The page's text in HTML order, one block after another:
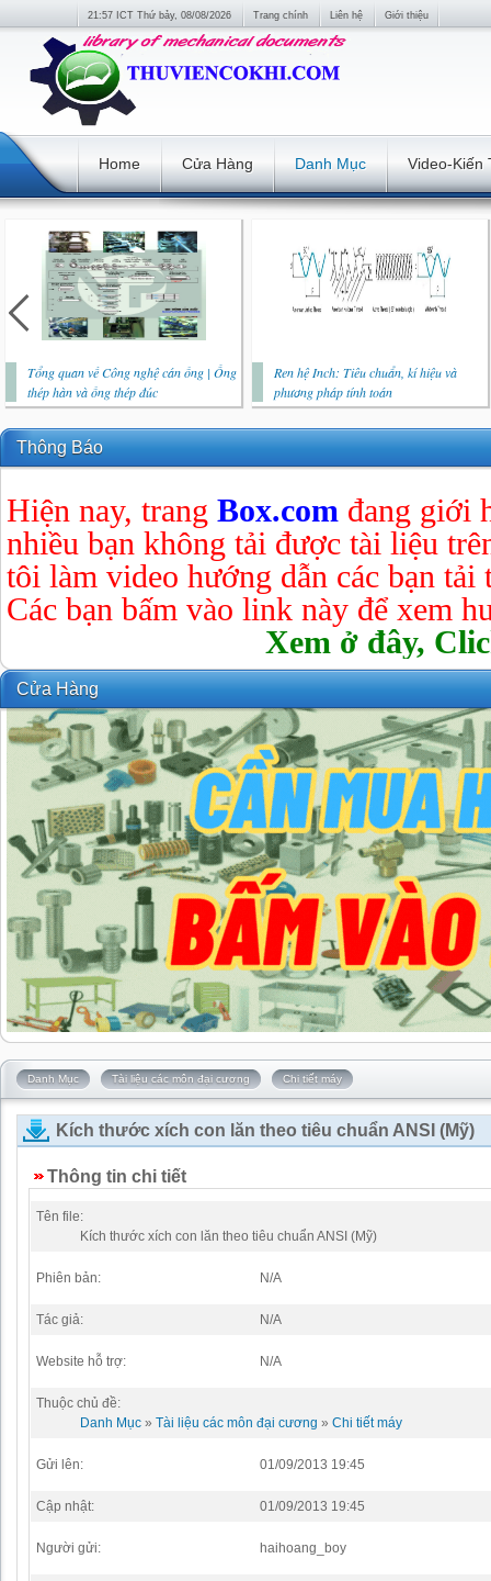
21:57 ICT Thứ bảy, 08/08/2026 Trang chính Liên hệ Giới thiệu
Home Cửa Hàng Danh Mục Video-Kiến
Tổng quan về Công nghệ cán ống | Ống
thép hàn và ống thép đúc
Ren hệ Inch: Tiêu chuẩn, kí hiệu và
phương pháp tính toán
Thông Báo
Hiện nay, trang Box.com đang giới
nhiều bạn không tải được tài liệu
tôi làm video hướng dẫn các bạn tải
Các bạn bấm vào link này để xem
Xem ở đây,
Cửa Hàng
Danh Mục Tài liệu các môn đại cương Chi tiết máy
Kích thước xích con lăn theo tiêu chuẩn ANSI (Mỹ)
Thông tin chi tiết
Tên file:
Kích thước xích con lăn theo tiêu chuẩn ANSI (Mỹ)
Phiên bản: N/A
Tác giả: N/A
Website hỗ trợ: N/A
Thuộc chủ đề:
Danh Mục » Tài liệu các môn đại cương » Chi tiết máy
Gửi lên: 01/09/2013 19:45
Cập nhật: 01/09/2013 19:45
Người gửi: haihoang_boy